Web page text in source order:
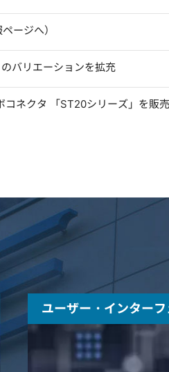
ージへ）
バリエーションを拡充
ネクタ 「ST20シリーズ」を販
ユーザー・インター